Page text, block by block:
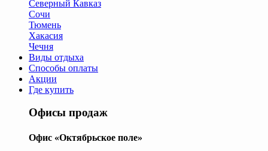
Северный Кавказ
Сочи
Тюмень
Хакасия
Чечня
Виды отдыха
Способы оплаты
Акции
Где купить
Офисы продаж
Офис «Октябрьское поле»